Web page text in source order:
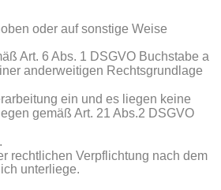
oder auf sonstige Weise
Art. 6 Abs. 1 DSGVO Buchstabe a
anderweitigen Rechtsgrundlage
ein und es liegen keine
gemäß Art. 21 Abs.2 DSGVO
rechtlichen Verpflichtung nach dem
unterliege.